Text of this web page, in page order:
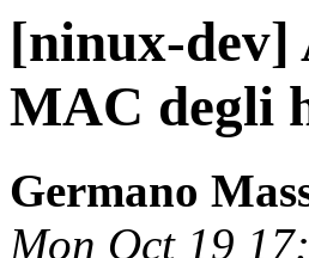
[ninux-
MAC degli
Germano
Mon Oct 19